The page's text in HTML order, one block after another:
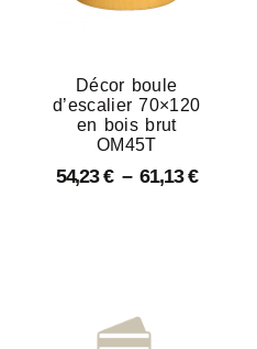
Décor boule
d’escalier 70×120
en bois brut
OM45T
54,23€ – 61,13€